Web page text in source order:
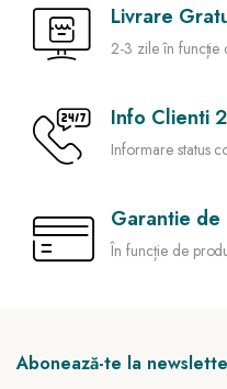
Livrare
2-3 zile în funcție
Info Clienti
Informare status
Garantie de
În funcție de
Abonează-te la